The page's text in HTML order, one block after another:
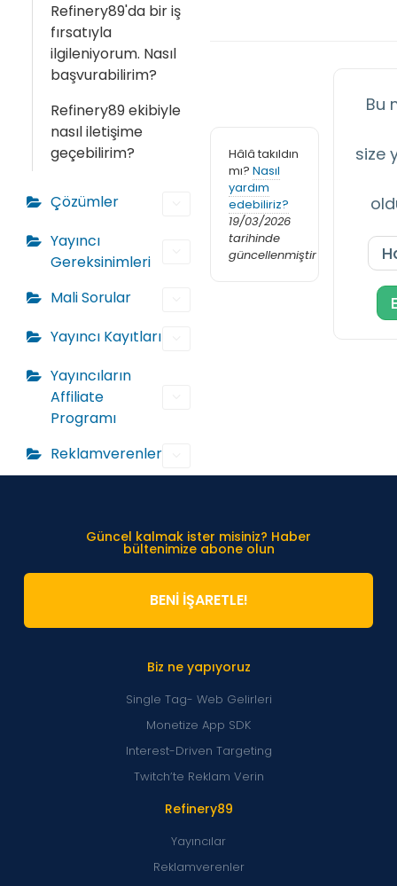
Refinery89'da bir iş
fırsatıyla
ilgileniyorum. Nasıl
başvurabilirim?
Refinery89 ekibiyle
nasıl iletişime
geçebilirim?
Çözümler
Yayıncı
Gereksinimleri
Mali Sorular
Yayıncı Kayıtları
Yayıncıların
Affiliate
Programı
Reklamverenler
Hâlâ takıldın
mı? Nasıl
yardım
edebiliriz?
19/03/2026
tarihinde
güncellenmiştir
Bu
size
Refinery89
Yayıncılar
Reklamverenler
Biz ne yapıyoruz
Single Tag- Web Gelirleri
Monetize App SDK
Interest-Driven Targeting
Twitch’te Reklam Verin
Güncel kalmak ister misiniz? Haber
bültenimize abone olun
BENİ İŞARETLE!